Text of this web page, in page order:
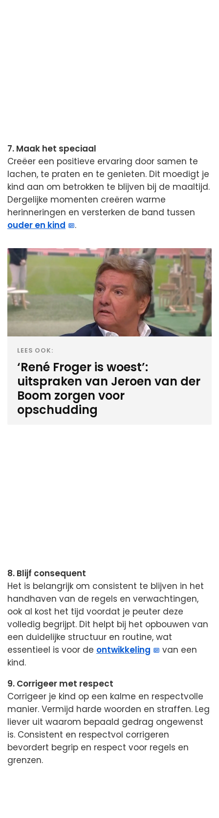
7. Maak het speciaal
Creëer een positieve ervaring door samen te
lachen, te praten en te genieten. Dit moedigt je
kind aan om betrokken te blijven bij de maaltijd.
Dergelijke momenten creëren warme
herinneringen en versterken de band tussen
ouder en kind
.
LEES OOK:
‘René Froger is woest’:
uitspraken van Jeroen van der
Boom zorgen voor
opschudding
8. Blijf consequent
Het is belangrijk om consistent te blijven in het
handhaven van de regels en verwachtingen,
ook al kost het tijd voordat je peuter deze
volledig begrijpt. Dit helpt bij het opbouwen van
een duidelijke structuur en routine, wat
essentieel is voor de ontwikkeling
van een
kind.
9. Corrigeer met respect
Corrigeer je kind op een kalme en respectvolle
manier. Vermijd harde woorden en straffen. Leg
liever uit waarom bepaald gedrag ongewenst
is. Consistent en respectvol corrigeren
bevordert begrip en respect voor regels en
grenzen.